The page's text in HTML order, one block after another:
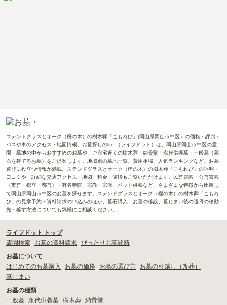
ステンドグラスとオーク（樫の木）の樹木葬「こもれび」(岡山県岡山市中区）の価格・評判・
バスや車のアクセス・地図情報。お墓探しのlife.（ライフドット）は、岡山県岡山市中区の霊
園・墓地の中からおすすめのお墓や、ご自宅近くの樹木葬・納骨堂・永代供養墓・一般墓（墓
石を建てるお墓）をご提案します。地域別の墓地一覧、費用相場、人気ランキングなど、お墓
選びに役立つ情報が満載。ステンドグラスとオーク（樫の木）の樹木葬「こもれび」の評判・
口コミや、詳細な交通アクセス・地図、料金・値段もご覧いただけます。民営霊園・公営霊園
（市営・都立・都営）・有名寺院、宗教・宗派、ペット供養など、さまざまな特徴から比較し
て岡山県岡山市中区のお墓を探せます。ステンドグラスとオーク（樫の木）の樹木葬「こもれ
び」の見学予約・資料請求の申込みのほか、墓石購入、お墓の移設、墓じまい後の遺骨の移動
先・移す方法についても気軽にご相談ください。
ライフドット トップ
霊園検索
お墓の資料請求 ぴったりお墓診断
お墓について
はじめてのお墓購入
お墓の価格 お墓の選び方
お墓の引越し（改葬）
墓じまい
お墓の種類
一般墓
永代供養墓 樹木葬 納骨堂